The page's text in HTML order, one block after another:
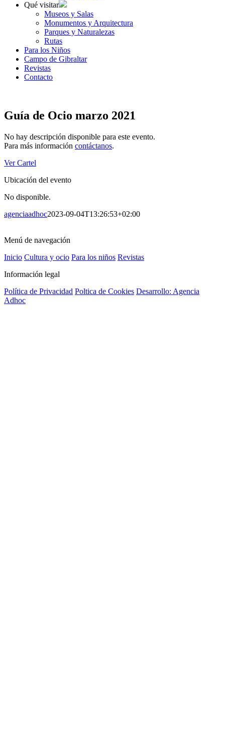
Qué visitar
Museos y Salas
Monumentos y Arquitectura
Parques y Naturalezas
Rutas
Para los Niños
Campo de Gibraltar
Revistas
Contacto
Guía de Ocio marzo 2021
No hay descripción disponible para este evento.
Para más información contáctanos.
Ver Cartel
Ubicación del evento
No disponible.
agenciaadhoc2023-09-04T13:26:53+02:00
Menú de navegación
Inicio Cultura y ocio Para los niños Revistas
Información legal
Política de Privacidad Poltica de Cookies Desarrollo: Agencia
Adhoc